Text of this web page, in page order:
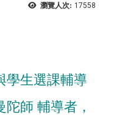
瀏覽人次: 17558
學生選課輔導
師 輔導者，